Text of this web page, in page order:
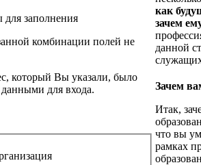
для заполнения
комбинации полей не
который Вы указали, было
для входа.
как
зачем
данной
Зачем
Итак,
что вы
рамках